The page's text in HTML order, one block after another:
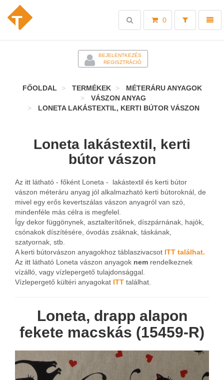
Toggle
0
Toggle
search
BEJELENTKEZÉS
REGISZTRÁCIÓ
FŐOLDAL TERMÉKEK
MÉTERÁRU ANYAGOK
VÁSZON ANYAG
LONETA LAKÁSTEXTIL, KERTI BÚTOR VÁSZON
Loneta lakástextil, kerti
bútor vászon
Az itt látható - főként Loneta - lakástextil és kerti bútor
vászon méteráru anyag jól alkalmazható kerti bútoroknál, de
mivel egy erős kevertszálas vászon anyagról van szó,
mindenféle más célra is megfelel.
Így dekor függönynek, asztalterítőnek, díszpárnának, hajók,
csónakok díszítésére, óvodás zsáknak, táskának,
szatyornak, stb.
A kerti bútorvászon anyagokhoz táblaszivacsot ITT találhat.
Az itt látható Loneta vászon anyagok nem rendelkeznek
vízálló, vagy vízlepergető tulajdonsággal.
Vízlepergető kültéri anyagokat ITT találhat.
Loneta, drapp alapon
fekete macskás (15459-R)